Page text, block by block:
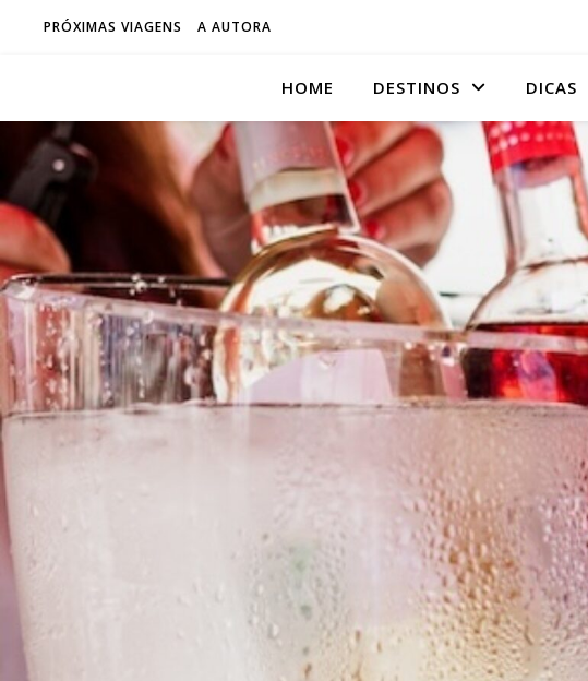
PRÓXIMAS VIAGENS A AUTORA
HOME DESTINOS DICAS